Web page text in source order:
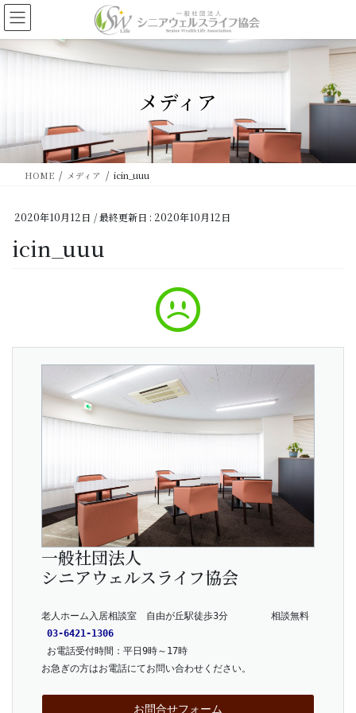
コ
ン
テ
ン
ナ
ビ
ゲ
ー
移
メディア
HOME メディア icin_uuu
2020年10月12日 / 最終更新日 : 2020年10月12日
icin_uuu
一般社団法人
シニアウェルスライフ協会
老人ホーム入居相談室　自由が丘駅徒歩3分　      相談無料
03-6421-1306
お電話受付時間：平日9時～17時
お急ぎの方はお電話にてお問い合わせください。
お問合せフォーム